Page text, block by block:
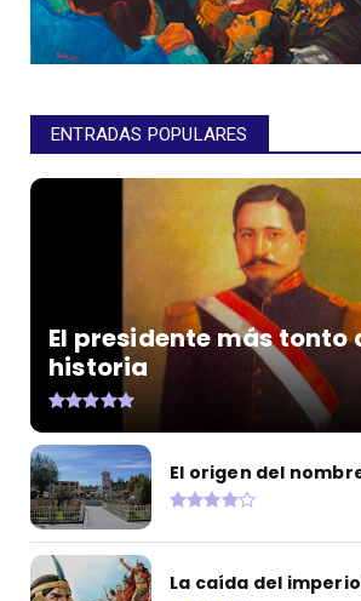
ENTRADAS POPULARES
El presidente más tonto
historia
El origen del
La caída del